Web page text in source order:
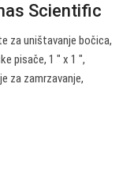
Scientific
za uništavanje bočica,
pisače, 1 ″ x 1 ″,
za zamrzavanje,